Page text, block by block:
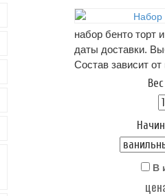
набор бенто торт
даты доставки.
Состав зависит
описание начинок
тортика!.. (цена
Оформление: крем
ягоды по сезону..
Упаковка - входит
Срок хранения: 72
В